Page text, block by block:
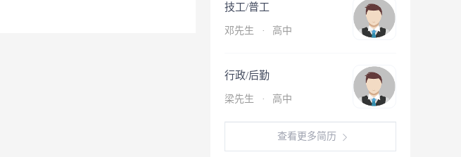
技工/普工
邓先生 · 高中
行政/后勤
梁先生 · 高中
查看更多简历